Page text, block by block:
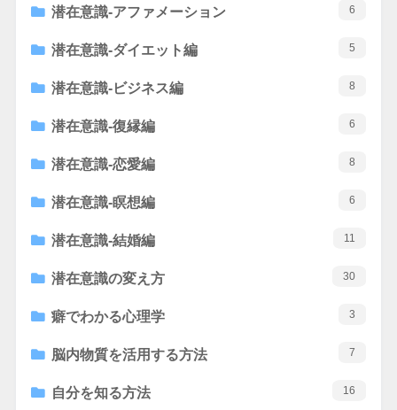
潜在意識-アファメーション 6
潜在意識-ダイエット編 5
潜在意識-ビジネス編 8
潜在意識-復縁編 6
潜在意識-恋愛編 8
潜在意識-瞑想編 6
潜在意識-結婚編 11
潜在意識の変え方 30
癖でわかる心理学 3
脳内物質を活用する方法 7
自分を知る方法 16